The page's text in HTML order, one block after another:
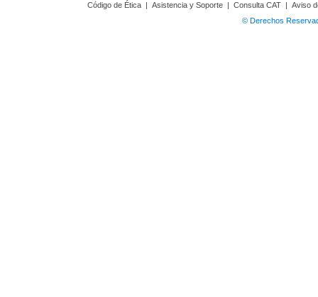
Código de Ética | Asistencia y Soporte | Consulta CAT | Aviso
© Derechos